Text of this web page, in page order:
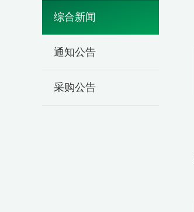
综合新闻
通知公告
采购公告